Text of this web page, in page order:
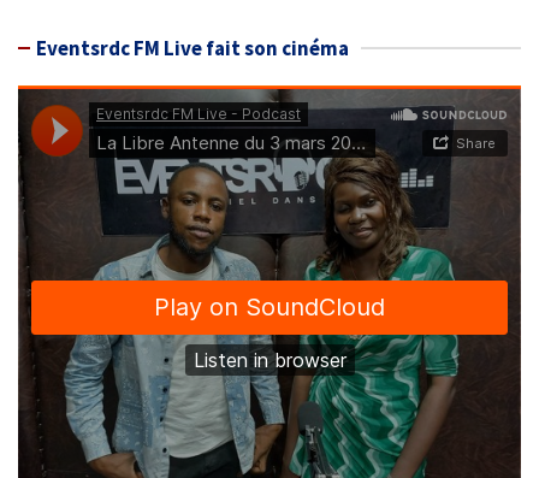
Eventsrdc FM Live fait son cinéma